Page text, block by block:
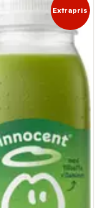
Extrapris